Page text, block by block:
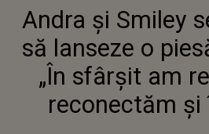
PIESĂ
AM
Andra și Smiley
să lanseze o
„În sfârșit am
reconectăm și